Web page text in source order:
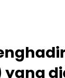
yang